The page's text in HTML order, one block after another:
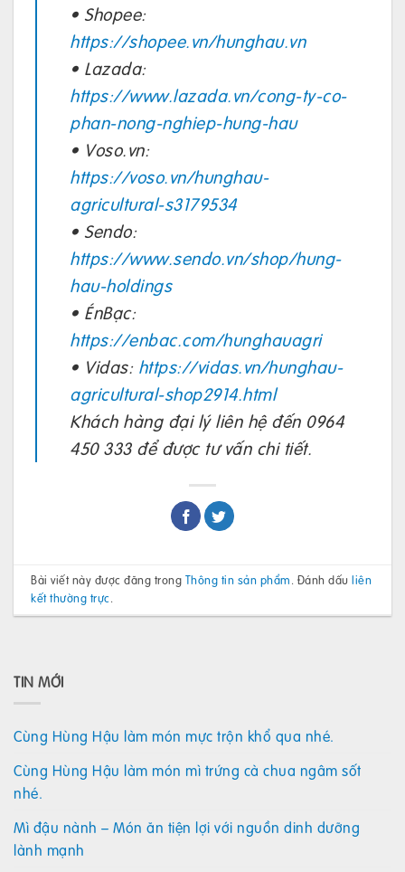
• Shopee:
https://shopee.vn/hunghau.vn
• Lazada:
https://www.lazada.vn/cong-ty-co-
phan-nong-nghiep-hung-hau
• Voso.vn:
https://voso.vn/hunghau-
agricultural-s3179534
• Sendo:
https://www.sendo.vn/shop/hung-
hau-holdings
• ÉnBạc:
https://enbac.com/hunghauagri
• Vidas: https://vidas.vn/hunghau-
agricultural-shop2914.html
Khách hàng đại lý liên hệ đến 0964
450 333 để được tư vấn chi tiết.
Bài viết này được đăng trong Thông tin sản phẩm. Đánh dấuliên
kết thường trực.
TIN MỚI
Cùng Hùng Hậu làm món mực trộn khổ qua nhé.
Cùng Hùng Hậu làm món mì trứng cà chua ngâm sốt
nhé.
Mì đậu nành – Món ăn tiện lợi với nguồn dinh dưỡng
lành mạnh